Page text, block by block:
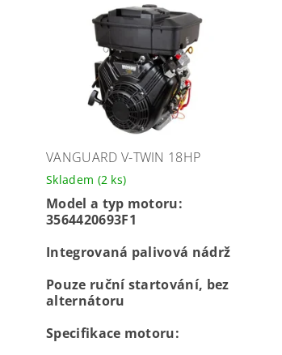
VANGUARD V-TWIN 18HP
Skladem (2 ks)
Model a typ motoru:
3564420693F1
Integrovaná palivová nádrž
Pouze ruční startování, bez
alternátoru
Specifikace motoru: